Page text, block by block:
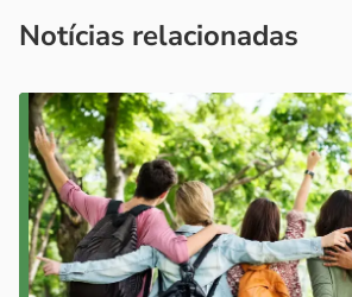
Notícias relacionadas